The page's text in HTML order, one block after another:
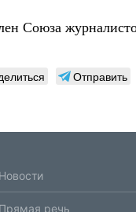
Союза
Отправить
Новости
Прямая речь